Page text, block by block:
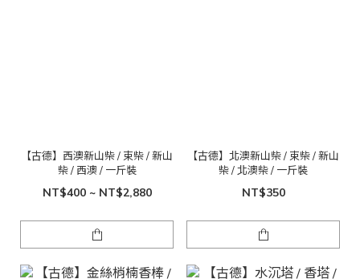
【古德】西澳新山柴 / 束柴 / 新山
柴 / 西澳 / 一斤裝
NT$400 ~ NT$2,880
【古德】北澳新山柴 / 束柴 / 新山
柴 / 北澳柴 / 一斤裝
NT$350